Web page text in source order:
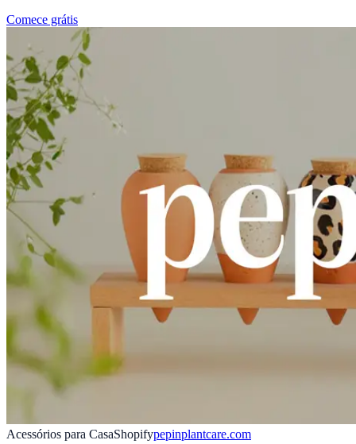
Comece grátis
Acessórios para CasaShopifypepinplantcare.com